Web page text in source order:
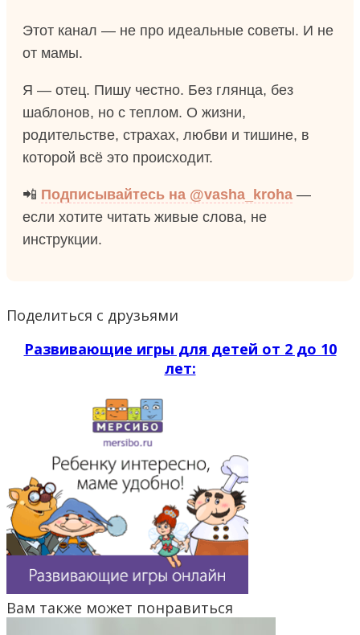
Этот канал — не про идеальные советы. И не
от мамы.
Я — отец. Пишу честно. Без глянца, без
шаблонов, но с теплом. О жизни,
родительстве, страхах, любви и тишине, в
которой всё это происходит.
📲 Подписывайтесь на @vasha_kroha —
если хотите читать живые слова, не
инструкции.
Поделиться с друзьями
Развивающие игры для детей от 2 до 10
лет:
Вам также может понравиться